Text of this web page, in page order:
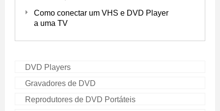
Como conectar um VHS e DVD Player
a uma TV
DVD Players
Gravadores de DVD
Reprodutores de DVD Portáteis